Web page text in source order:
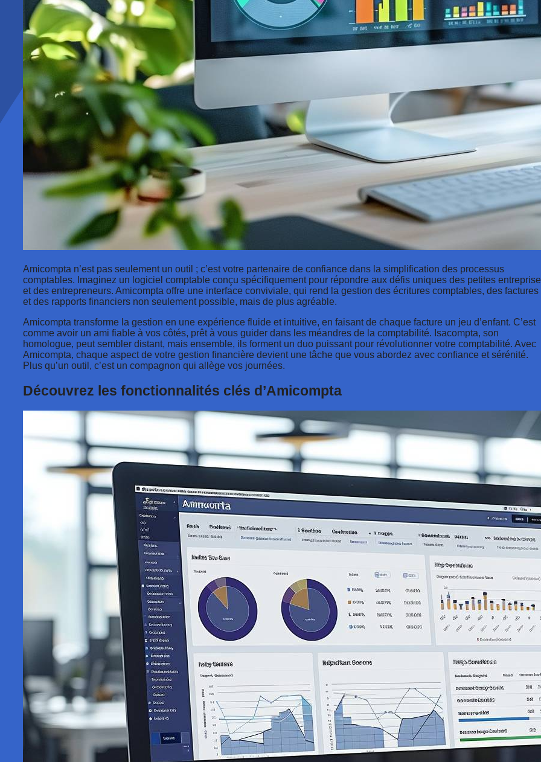
Amicompta n’est pas seulement un outil ; c’est votre partenaire de confiance dans la simplification des processus
comptables. Imaginez un logiciel comptable conçu spécifiquement pour répondre aux défis uniques des petites
et des entrepreneurs. Amicompta offre une interface conviviale, qui rend la gestion des écritures comptables, des factures
et des rapports financiers non seulement possible, mais de plus agréable.
Amicompta transforme la gestion en une expérience fluide et intuitive, en faisant de chaque facture un jeu d’enfant. C’est
comme avoir un ami fiable à vos côtés, prêt à vous guider dans les méandres de la comptabilité. Isacompta, son
homologue, peut sembler distant, mais ensemble, ils forment un duo puissant pour révolutionner votre comptabilité. Avec
Amicompta, chaque aspect de votre gestion financière devient une tâche que vous abordez avec confiance et sérénité.
Plus qu’un outil, c’est un compagnon qui allège vos journées.
Découvrez les fonctionnalités clés d’Amicompta